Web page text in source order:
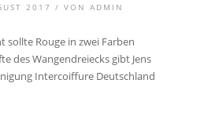
2017 / VON ADMIN
sollte Rouge in zwei Farben
des Wangendreiecks gibt Jens
Intercoiffure Deutschland